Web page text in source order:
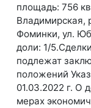
площадь: 756
Владимирская,
Фоминки, ул.
доли: 1/
подлежат
положений
01.03.2022 г. О
мерах